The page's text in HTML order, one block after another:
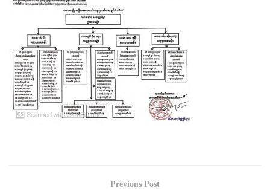
Previous Post